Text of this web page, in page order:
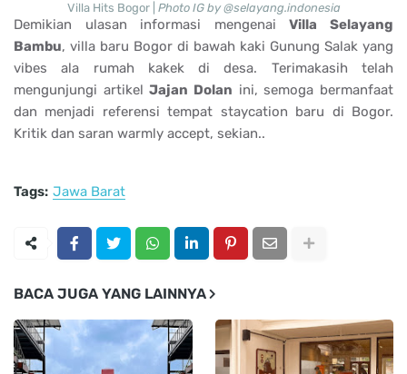
Villa Hits Bogor | Photo IG by @selayang.indonesia
Demikian ulasan informasi mengenaiVilla Selayang
Bambu, villa baru Bogor di bawah kaki Gunung Salak yang
vibes ala rumah kakek di desa. Terimakasih telah
mengunjungi artikelJajan Dolan ini, semoga bermanfaat
dan menjadi referensi tempat staycation baru di Bogor.
Kritik dan saran warmly accept, sekian..
Tags: Jawa Barat
BACA JUGA YANG LAINNYA